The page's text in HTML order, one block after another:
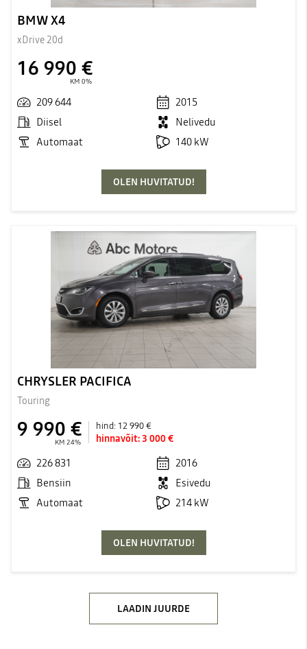
BMW X4
xDrive 20d
16 990 €
KM 0%
209 644
2015
Diisel
Nelivedu
Automaat
140 kW
OLEN HUVITATUD!
CHRYSLER PACIFICA
Touring
9 990 €
KM 24%
hind: 12 990 €
hinnavõit:3 000 €
226 831
2016
Bensiin
Esivedu
Automaat
214 kW
OLEN HUVITATUD!
LAADIN JUURDE